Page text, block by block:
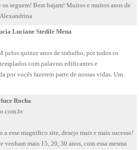
os seguem! Bem hajam! Muitos e muitos anos de
Luciane Stedile Mena
pelos quinze anos de trabalho, por todos os
com palavras edificantes e
por vocês fazerem parte de nossas vidas. Um
Rocha
a esse magnífico site, desejo mais e mais sucesso!
venham mais 15, 20, 30 anos, com essa mesma